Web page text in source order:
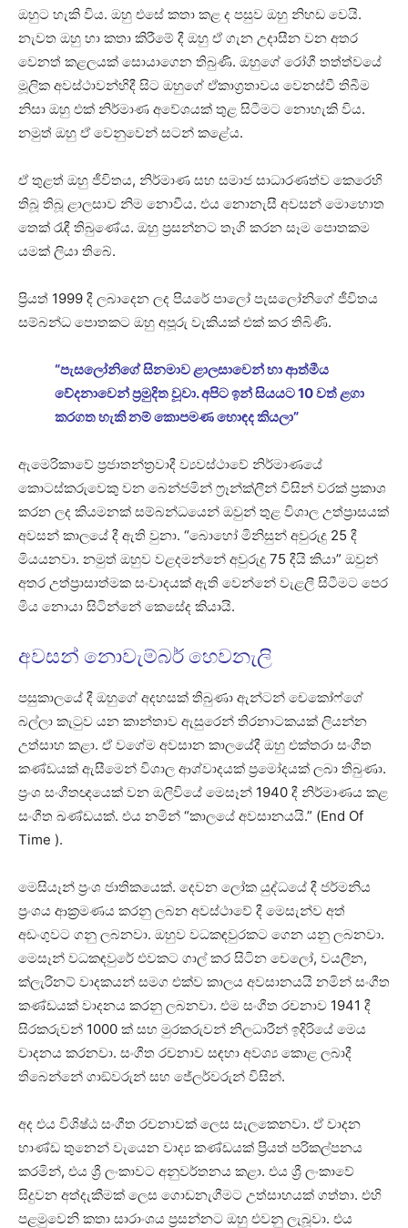
ඔහුට හැකි විය. ඔහු එසේ කතා කළ ද පසුව ඔහු නිහඩ වෙයි.
නැවත ඔහු හා කතා කිරීමේ දී ඔහු ඒ ගැන උදාසීන වන අතර
වෙනත් කළලයක් සොයාගෙන තිබුණි. ඔහුගේ රෝගී තත්ත්වයේ
මූලික අවස්ථාවන්හිදී සිට ඔහුගේ ඒකාග්‍රතාවය වෙනස්වී තිබීම
නිසා ඔහු එක් නිර්මාණ අවේශයක් තුළ සිටීමට නොහැකි විය.
නමුත් ඔහු ඒ වෙනුවෙන් සටන් කළේය.
ඒ තුළත් ඔහු ජීවිතය, නිර්මාණ සහ සමාජ සාධාරණත්ව කෙරෙහි
තිබූ තිබූ ළාලසාව නිම නොවීය. එය නොනැසී අවසන් මොහොත
තෙක් රැඳී තිබුණේය. ඔහු ප්‍රසන්නට තෑගි කරන සෑම පොතකම
යමක් ලියා තිබේ.
ප්‍රියත් 1999 දී ලබාදෙන ලද පියරේ පාලෝ පැසලෝනිගේ ජීවිතය
සම්බන්ධ පොතකට ඔහු අපූරු වැකියක් එක් කර තිබිණි.
“පැසලෝනිගේ සිනමාව ළාලසාවෙන් හා ආත්මීය
වේදනාවෙන් ප්‍රමුදිත වූවා. අපිට ඉන් සියයට 10 වත් ළගා
කරගත හැකි නම් කොපමණ හොඳද කියලා”
ඇමෙරිකාවේ ප්‍රජාතන්ත්‍රවාදී ව්‍යවස්ථාවේ නිර්මාණයේ
කොටස්කරුවෙකු වන බෙන්ජමින් ෆ්‍රෑන්ක්ලීන් විසින් වරක් ප්‍රකාශ
කරන ලද කියමනක් සම්බන්ධයෙන් ඔවුන් තුළ විශාල උත්ප්‍රාසයක්
අවසන් කාලයේ දී ඇති වුනා. “බොහෝ මිනිසුන් අවුරුදු 25 දී
මියයනවා. නමුත් ඔහුව වළදමන්නේ අවුරුදු 75 දීයි කියා” ඔවුන්
අතර උත්ප්‍රාසාත්මක සංවාදයක් ඇති වෙන්නේ වැළලී සිටීමට පෙර
මිය නොයා සිටින්නේ කෙසේද කියායි.
අවසන් නොවැම්බර් හෙවනැලි
පසුකාලයේ දී ඔහුගේ අදහසක් තිබුණා ඇන්ටන් චෙකෝෆ්ගේ
බල්ලා කැටුව යන කාන්තාව ඇසුරෙන් තිරනාටකයක් ලියන්න
උත්සාහ කළා. ඒ වගේම අවසාන කාලයේදී ඔහු එක්තරා සංගීත
කණ්ඩයක් ඇසීමෙන් විශාල ආශ්වාදයක් ප්‍රමෝදයක් ලබා තිබුණා.
ප්‍රංශ සංගීතඥයෙක් වන ඔලිවියේ මෙසෑන් 1940 දී නිර්මාණය කළ
සංගීත ඛණ්ඩයක්. එය නමින් “කාලයේ අවසානයයි.” (End Of
Time ).
මෙසියෑන් ප්‍රංශ ජාතිකයෙක්. දෙවන ලෝක යුද්ධයේ දී ජර්මනිය
ප්‍රංශය ආක්‍රමණය කරනු ලබන අවස්ථාවේ දී මෙසැන්ව අත්
අඩංගුවට ගනු ලබනවා. ඔහුව වධකඳවුරකට ගෙන යනු ලබනවා.
මෙසෑන් වධකඳවුරේ එවකට ගාල් කර සිටින චෙලෝ, වයලීන,
ක්ලැරිනට් වාදකයන් සමග එක්ව කාලය අවසානයයි නමින් සංගීත
කණ්ඩයක් වාදනය කරනු ලබනවා. එම සංගීත රචනාව 1941 දී
සිරකරුවන් 1000 ක් සහ මුරකරුවන් නිලධාරීන් ඉදිරියේ මෙය
වාදනය කරනවා. සංගීත රචනාව සඳහා අවශ්‍ය කොළ ලබාදී
තිබෙන්නේ ගාඞ්වරුන් සහ ජේලර්වරුන් විසින්.
අද එය විශිෂ්ඨ සංගීත රචනාවක් ලෙස සැලකෙනවා. ඒ වාදන
භාණ්ඩ තුනෙන් වැයෙන වාද්‍ය කණ්ඩයක් ප්‍රියත් පරිකල්පනය
කරමින්, එය ශ්‍රී ලංකාවට අනුවර්තනය කළා. එය ශ්‍රී ලංකාවේ
සිදුවන අත්දැකීමක් ලෙස ගොඩනැගීමට උත්සාහයක් ගත්තා. එහි
පළමුවෙනි කතා සාරාංශය ප්‍රසන්නට ඔහු එවනු ලැබූවා. එය